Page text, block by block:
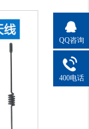
QQ咨询
400电话